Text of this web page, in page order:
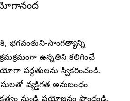
భగవంతుని-సాంగత్యాన్ని
ఉన్నతిని కలిగించే
పద్ధతులను స్వీకరించండి.
వ్యక్తిగత అనుబంధం